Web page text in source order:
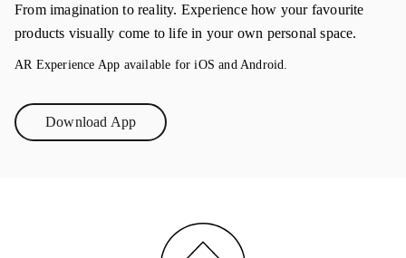
From imagination to reality. Experience how your favourite
products visually come to life in your own personal space.
AR Experience App available for iOS and Android.
Download AppLink Opens in New Tab